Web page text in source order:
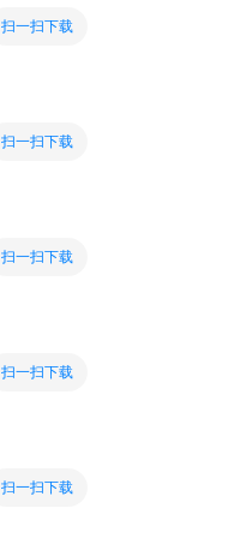
扫一扫下载
扫一扫下载
扫一扫下载
扫一扫下载
扫一扫下载